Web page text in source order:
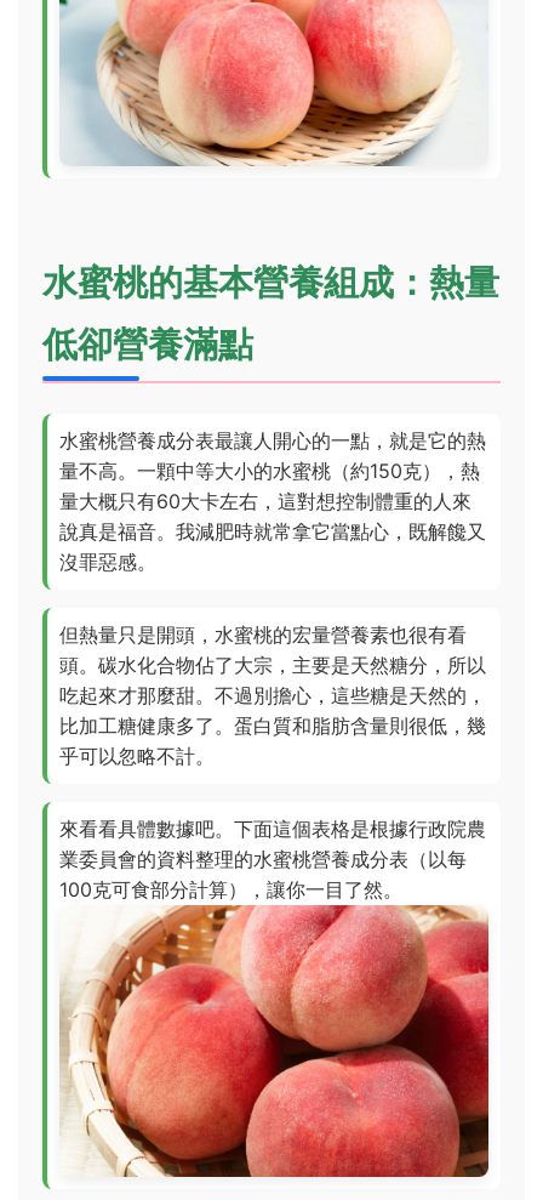
水蜜桃的基本營養組成：熱量
低卻營養滿點
水蜜桃營養成分表最讓人開心的一點，就是它的熱
量不高。一顆中等大小的水蜜桃（約150克），熱
量大概只有60大卡左右，這對想控制體重的人來
說真是福音。我減肥時就常拿它當點心，既解饞又
沒罪惡感。
但熱量只是開頭，水蜜桃的宏量營養素也很有看
頭。碳水化合物佔了大宗，主要是天然糖分，所以
吃起來才那麼甜。不過別擔心，這些糖是天然的，
比加工糖健康多了。蛋白質和脂肪含量則很低，幾
乎可以忽略不計。
來看看具體數據吧。下面這個表格是根據行政院農
業委員會的資料整理的水蜜桃營養成分表（以每
100克可食部分計算），讓你一目了然。